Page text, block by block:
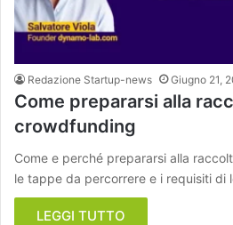
Redazione Startup-news Giugno 21,
Come prepararsi alla
crowdfunding
Come e perché prepararsi alla
le tappe da percorrere e i requisiti
LEGGI TUTTO